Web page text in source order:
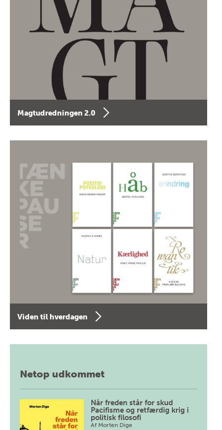
Magtudredningen 2.0
Viden til hverdagen
Netop udkommet
Når freden står for skud
Pacifisme og retfærdig krig i
politisk filosofi
Af Morten Dige